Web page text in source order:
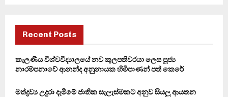
f
r
Recent Posts
කැලණිය විශ්වවිද්‍යාලයේ නව කුලපතිවරයා ලෙස පූජ්‍ය
නාරම්පනාවේ ආනන්ද අනුනායක හිමිපාණන් පත් කෙරේ
මත්ද්‍රව්‍ය උදුරා දැමීමේ ජාතික සැලැස්මකට අනුව සියලු ආයතන